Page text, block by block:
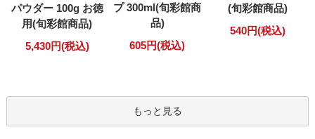
パウダー 100g お徳
用(旬彩館商品)
5,430円(税込)
プ 300ml(旬彩館商
品)
605円(税込)
(旬彩館商品)
540円(税込)
もっと見る